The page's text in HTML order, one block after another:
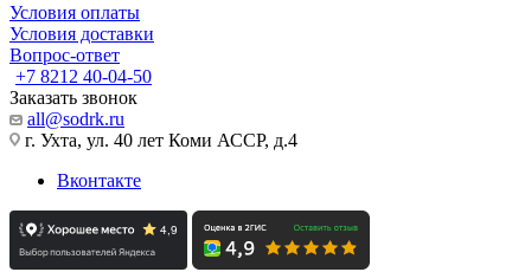
Условия оплаты
Условия доставки
Вопрос-ответ
+7 8212 40-04-50
Заказать звонок
all@sodrk.ru
г. Ухта, ул. 40 лет Коми АССР, д.4
Вконтакте